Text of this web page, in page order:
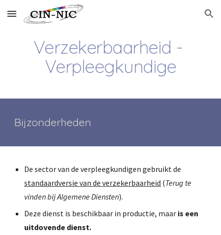
Skip to main content Skip to navigation
Verzekerbaarheid -
Verpleegkundige
Bijzonderheden
standaardversie van de verzekerbaarheid (Terug te
vinden bij Algemene Diensten).
Deze dienst is beschikbaar in productie, maar is een
uitdovende dienst.